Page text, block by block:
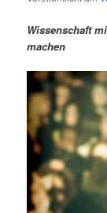
ä
r
e
I
n
n
d
ä
e
n
n
v
i
g
t
i
o
Wissenschaft
machen